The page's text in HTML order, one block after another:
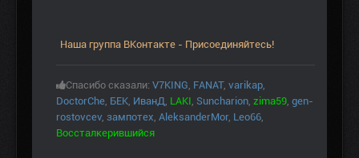
Наша группа ВКонтакте - Присоединяйтесь!
Спасибо сказали: V7KING, FANAT, varikap,
DoctorChe, БЕК, ИванД, LAKI, Suncharion, zima59, gen-
rostovcev, зампотех, AleksanderMor, Leo66,
Воссталкерившийся